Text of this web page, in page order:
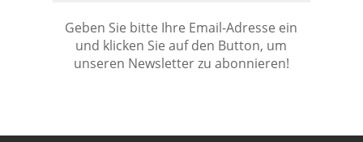
Geben Sie bitte Ihre Email-Adresse ein
und klicken Sie auf den Button, um
unseren Newsletter zu abonnieren!